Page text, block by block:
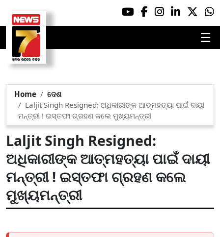
☰
Home
ଦେଶ
Laljit Singh Resigned: ଅଧିକାରୀଙ୍କ ଆତ୍ମହତ୍ୟା ପାଇଁ ଦାୟୀ
ମନ୍ତ୍ରୀ ! ଇସ୍ତଫା ଗ୍ରହଣ କଲେ ମୁଖ୍ୟମନ୍ତ୍ରୀ
Laljit Singh Resigned:
ଅଧିକାରୀଙ୍କ ଆତ୍ମହତ୍ୟା ପାଇଁ ଦାୟୀ
ମନ୍ତ୍ରୀ ! ଇସ୍ତଫା ଗ୍ରହଣ କଲେ
ମୁଖ୍ୟମନ୍ତ୍ରୀ